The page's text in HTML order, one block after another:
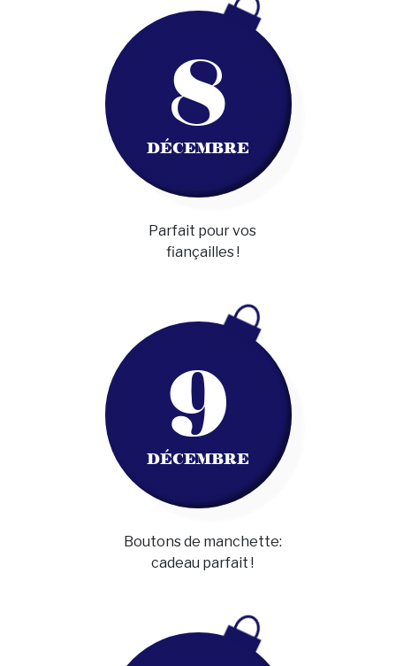
8
DÉCEMBRE
Parfait pour vos
fiançailles !
9
DÉCEMBRE
Boutons de manchette:
cadeau parfait !